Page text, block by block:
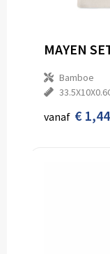
MAYEN
Bamboe
vanaf € 1,44